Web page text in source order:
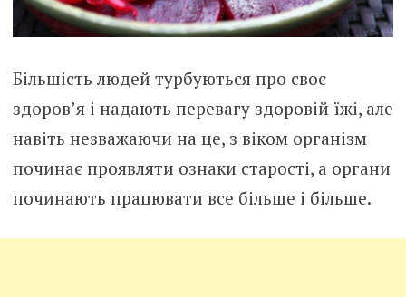
Більшість людей турбуються про своє
здоров’я і надають перевагу здоровій їжі, але
навіть незважаючи на це, з віком організм
починає проявляти ознаки старості, а органи
починають працювати все більше і більше.